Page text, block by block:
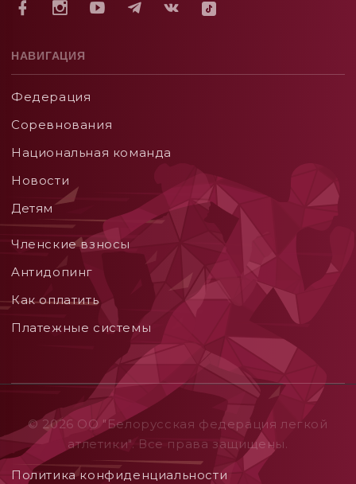
НАВИГАЦИЯ
Федерация
Соревнования
Национальная команда
Новости
Детям
Членские взносы
Aнтидопинг
Как оплатить
Платежные системы
© 2026 ОO "Белорусская федерация легкой
атлетики". Все права защищены.
Политика конфиденциальности